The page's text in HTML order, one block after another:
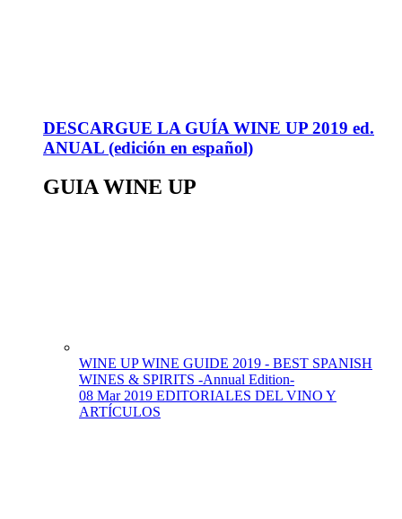
DESCARGUE LA GUÍA WINE UP 2019 ed.
ANUAL (edición en español)
GUIA WINE UP
WINE UP WINE GUIDE 2019 - BEST SPANISH
WINES & SPIRITS -Annual Edition-
08 Mar 2019 EDITORIALES DEL VINO Y
ARTÍCULOS